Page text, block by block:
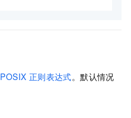
POSIX 正则表达式。默认情况